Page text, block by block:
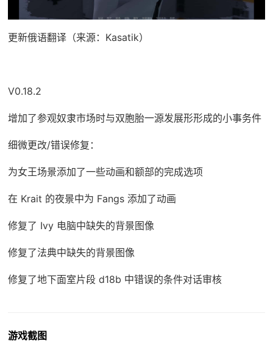
更新俄语翻译（来源：Kasatik）
V0.18.2
增加了参观奴隶市场时与双胞胎一源发展形形成的小事务件
细微更改/错误修复：
为女王场景添加了一些动画和额部的完成选项
在 Krait 的夜景中为 Fangs 添加了动画
修复了 Ivy 电脑中缺失的背景图像
修复了法典中缺失的背景图像
修复了地下面室片段 d18b 中错误的条件对话审核
游戏截图